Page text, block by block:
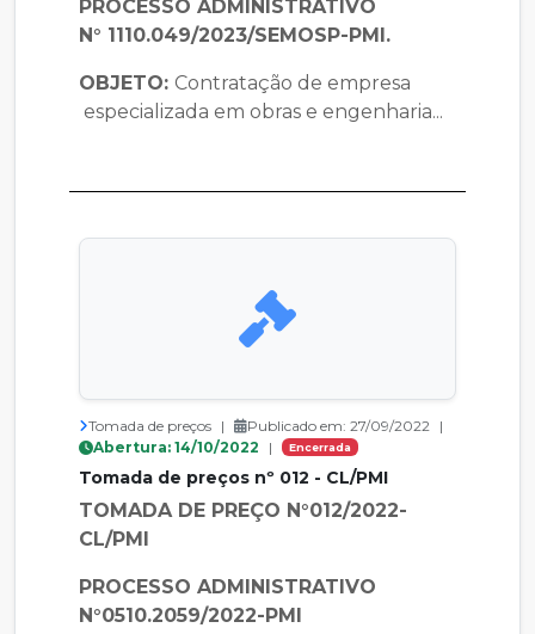
PROCESSO ADMINISTRATIVO
N° 1110.049/2023/SEMOSP-PMI.
OBJETO: Contratação de empresa
especializada em obras e engenharia...
Tomada de preços | Publicado em: 27/09/2022
|
Abertura: 14/10/2022
| Encerrada
Tomada de preços nº 012 - CL/PMI
TOMADA DE PREÇO N°012/2022-
CL/PMI
PROCESSO ADMINISTRATIVO
N°0510.2059/2022-PMI